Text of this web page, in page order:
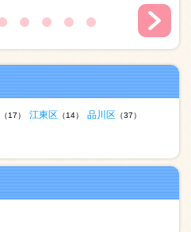
（17） 江東区 （14） 品川区 （37）